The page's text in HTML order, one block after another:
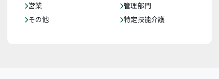
営業
管理部門
その他
特定技能介護